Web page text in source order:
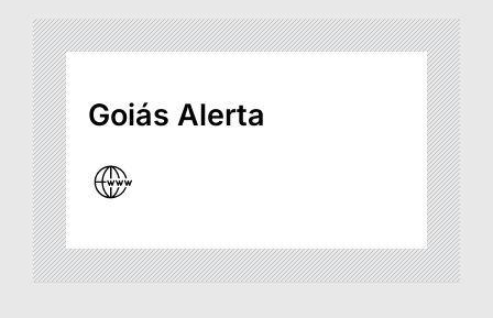
Goiás Alerta